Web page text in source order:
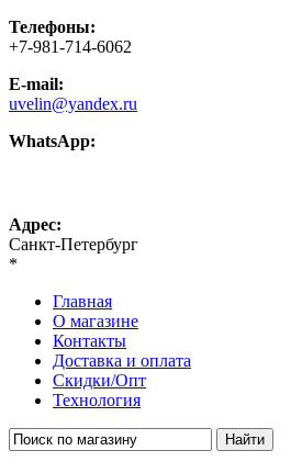
Телефоны:
+7-981-714-6062
E-mail:
uvelin@yandex.ru
WhatsApp:
Адрес:
Санкт-Петербург
*
Главная
О магазине
Контакты
Доставка и оплата
Скидки/Опт
Технология